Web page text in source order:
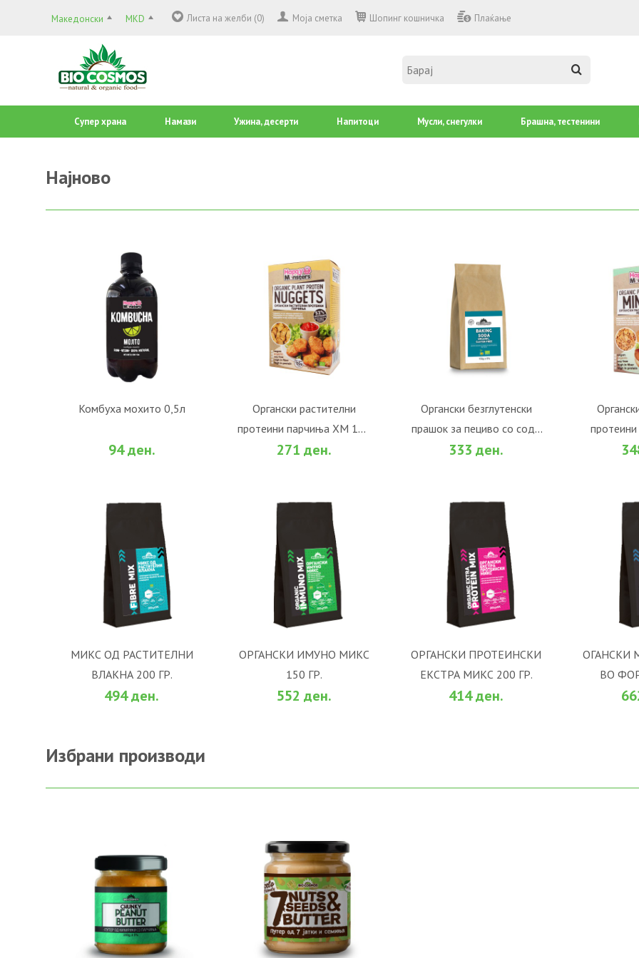
Македонски MKD Листа на желби (0) Моја сметка Шопинг кошничка Плаќање
Супер храна Намази Ужина, десерти Напитоци Mусли, снегулки Брашна, тестенини
Најново
Комбуха мохито 0,5л
94 ден.
Органски растителни
протеини парчиња ХМ 120
гр
271 ден.
ВО КОШНИЧКА
Органски безглутенски
прашок за пециво со сода
бикарбона (150гр.)
333 ден.
ВО КОШНИЧКА ВО
МИКС ОД РАСТИТЕЛНИ
ВЛАКНА 200 ГР.
494 ден.
ВО КОШНИЧКА
ОРГАНСКИ ИМУНО МИКС
150 ГР.
552 ден.
ВО КОШНИЧКА
ОРГАНСКИ ПРОТЕИНСКИ
ЕКСТРА МИКС 200 ГР.
414 ден.
ВО КОШНИЧКА
ОГАНСКИ
ВО ВО
Избрани производи